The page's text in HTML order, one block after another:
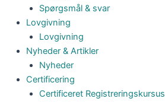
Spørgsmål & svar
Lovgivning
Lovgivning
Nyheder & Artikler
Nyheder
Certificering
Certificeret Registreringskursus